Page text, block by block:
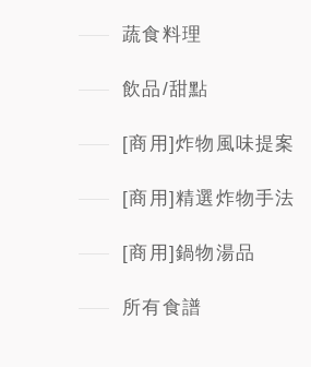
蔬食料理
飲品/甜點
[商用]炸物風味提案
[商用]精選炸物手法
[商用]鍋物湯品
所有食譜